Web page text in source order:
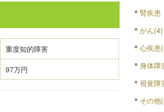
重度知的障害
97万円
腎疾患
がん(4)
心疾患
身体障
視覚障
その他